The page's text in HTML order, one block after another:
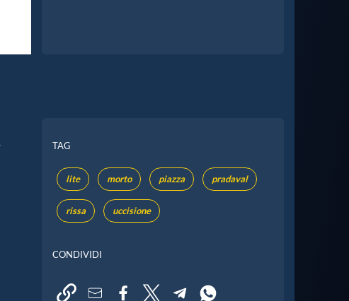
TAG
lite morto piazza pradaval
rissa uccisione
CONDIVIDI